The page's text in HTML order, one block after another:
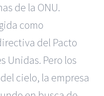
de la ONU.
como
del Pacto
Unidas. Pero los
cielo, la empresa